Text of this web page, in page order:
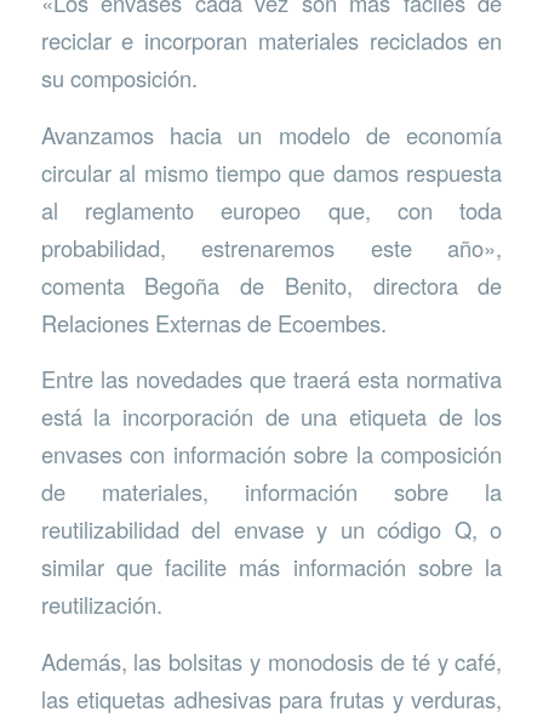
reciclar e incorporan materiales reciclados en
su composición.
Avanzamos hacia un modelo de economía
circular al mismo tiempo que damos respuesta
al reglamento europeo que, con toda
probabilidad, estrenaremos este año»,
comenta Begoña de Benito, directora de
Relaciones Externas de Ecoembes.
Entre las novedades que traerá esta normativa
está la incorporación de una etiqueta de los
envases con información sobre la composición
de materiales, información sobre la
reutilizabilidad del envase y un código Q, o
similar que facilite más información sobre la
reutilización.
Además, las bolsitas y monodosis de té y café,
las etiquetas adhesivas para frutas y verduras,